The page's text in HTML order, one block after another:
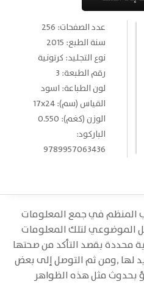
عدد الصفحات: 256
سنة الطبع: 2015
نوع التجليد: كرتونية
رقم الطبعة: 3
لون الطباعة: اسود
القياس (سم): 17x24
الوزن (كغم): 0.550
الباركود:
9789957063436
المنظم في جمع المعلومات
الموضوعي لتلك المعلومات
محددة بقصد التأكد من صحتها
لها ,ومن ثم التوصل إلى بعض
بحدوث مثل هذه الظواهر